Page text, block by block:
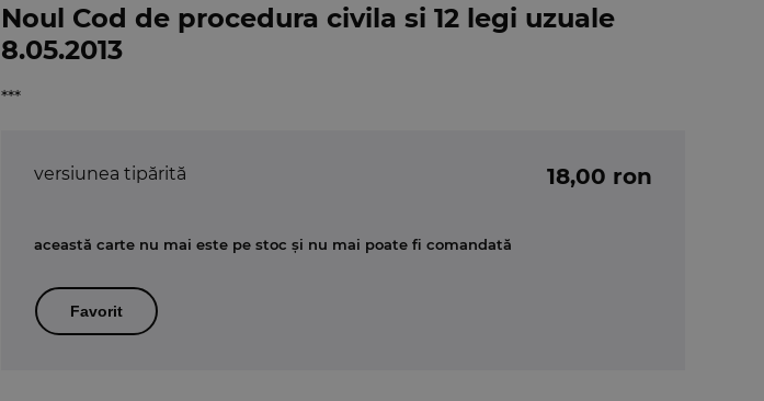
Noul Cod de procedura civila si 12 legi uzuale
8.05.2013
***
versiunea tipărită 18,00 ron
această carte nu mai este pe stoc și nu mai poate fi comandată
Favorit